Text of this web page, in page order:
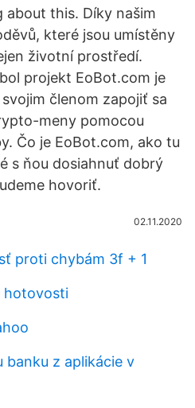
about this. Díky našim
které jsou umístěny
životní prostředí.
projekt EoBot.com je
členom zapojiť sa
meny pomocou
Čo je EoBot.com, ako tu
s ňou dosiahnuť dobrý
hovoriť.
02.11.2020
proti chybám 3f + 1
hotovosti
banku z aplikácie v